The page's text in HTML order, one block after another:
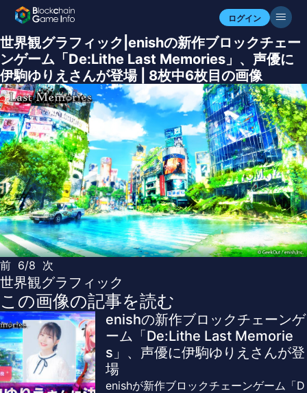
ログイン
世界観グラフィック|enishの新作ブロックチェー
ンゲーム「De:Lithe Last Memories」、声優に
伊駒ゆりえさんが登場 | 8枚中6枚目の画像
前 6/8 次
世界観グラフィック
この画像の記事を読む
enishの新作ブロックチェーンゲ
ーム「De:Lithe Last Memorie
s」、声優に伊駒ゆりえさんが登
場
enishが新作ブロックチェーンゲーム「D